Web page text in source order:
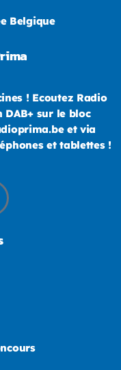
Belgique
! Ecoutez Radio
DAB+ sur le bloc
et via
et tablettes !